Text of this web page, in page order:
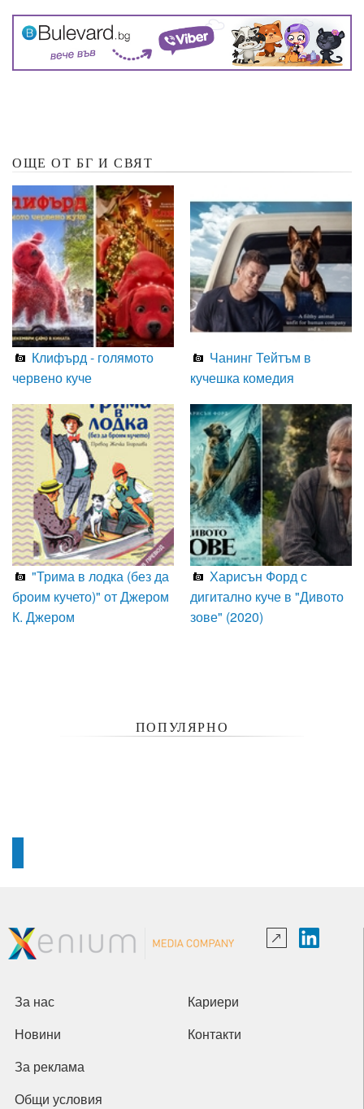
ОЩЕ ОТ БГ И СВЯТ
Клифърд - голямото
червено куче
Чанинг Тейтъм в
кучешка комедия
"Трима в лодка (без да
броим кучето)" от Джером
К. Джером
Харисън Форд с
дигитално куче в "Дивото
зове" (2020)
ПОПУЛЯРНО
За нас Кариери
Новини Контакти
За реклама
Общи условия